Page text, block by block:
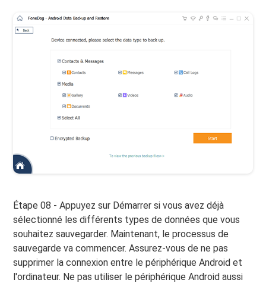
Étape 08 - Appuyez sur Démarrer si vous avez déjà
sélectionné les différents types de données que vous
souhaitez sauvegarder. Maintenant, le processus de
sauvegarde va commencer. Assurez-vous de ne pas
supprimer la connexion entre le périphérique Android et
l'ordinateur. Ne pas utiliser le périphérique Android aussi